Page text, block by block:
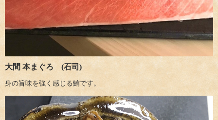
大間 本まぐろ (石司)
身の旨味を強く感じる鮪です。